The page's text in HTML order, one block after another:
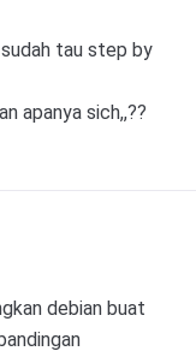
sudah tau step by
apanya sich,,??
debian buat